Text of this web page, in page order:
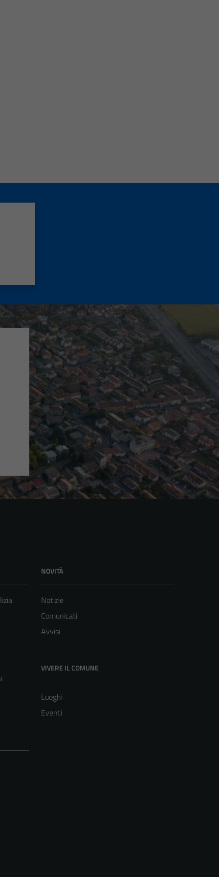
NOVITÀ
Notizie
Comunicati
Avvisi
VIVERE IL COMUNE
Luoghi
Eventi